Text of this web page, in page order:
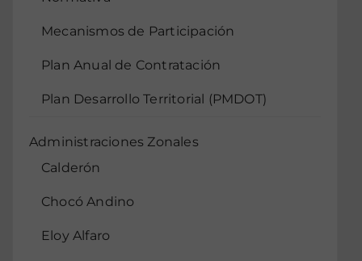
Mecanismos de Participación
Plan Anual de Contratación
Plan Desarrollo Territorial (PMDOT)
Administraciones Zonales
Calderón
Chocó Andino
Eloy Alfaro